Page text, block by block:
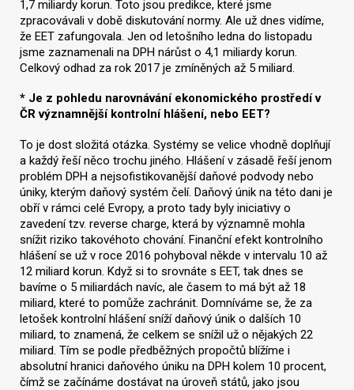
1,7 miliardy korun. Toto jsou predikce, které jsme
zpracovávali v době diskutování normy. Ale už dnes vidíme,
že EET zafungovala. Jen od letošního ledna do listopadu
jsme zaznamenali na DPH nárůst o 4,1 miliardy korun.
Celkový odhad za rok 2017 je zmíněných až 5 miliard.
* Je z pohledu narovnávání ekonomického prostředí v
ČR významnější kontrolní hlášení, nebo EET?
To je dost složitá otázka. Systémy se velice vhodně doplňují
a každý řeší něco trochu jiného. Hlášení v zásadě řeší jenom
problém DPH a nejsofistikovanější daňové podvody nebo
úniky, kterým daňový systém čelí. Daňový únik na této dani je
obří v rámci celé Evropy, a proto tady byly iniciativy o
zavedení tzv. reverse charge, která by významně mohla
snížit riziko takovéhoto chování. Finanční efekt kontrolního
hlášení se už v roce 2016 pohyboval někde v intervalu 10 až
12 miliard korun. Když si to srovnáte s EET, tak dnes se
bavíme o 5 miliardách navíc, ale časem to má být až 18
miliard, které to pomůže zachránit. Domníváme se, že za
letošek kontrolní hlášení sníží daňový únik o dalších 10
miliard, to znamená, že celkem se snížil už o nějakých 22
miliard. Tím se podle předběžných propočtů blížíme i
absolutní hranici daňového úniku na DPH kolem 10 procent,
čímž se začínáme dostávat na úroveň států, jako jsou